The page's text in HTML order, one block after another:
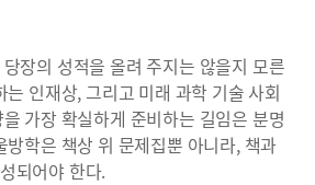
장의 성적을 올려 주지는 않을지 모른
인재상, 그리고 미래 과학 기술 사회
가장 확실하게 준비하는 길임은 분명
학은 책상 위 문제집뿐 아니라, 책과
되어야 한다.